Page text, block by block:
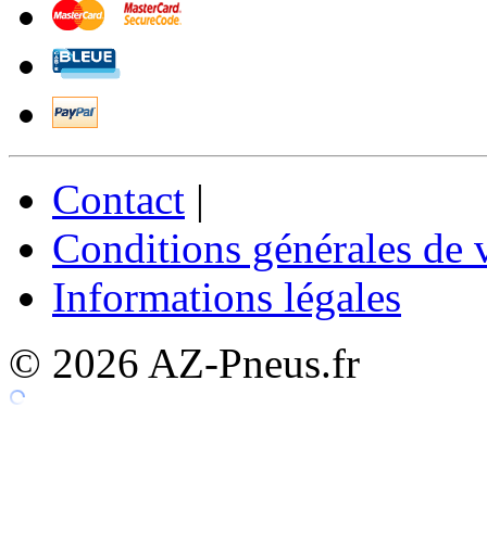
Contact |
Conditions générales de
Informations légales
© 2026 AZ-Pneus.fr